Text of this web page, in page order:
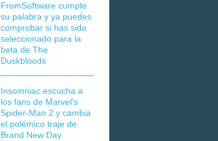
FromSoftware cumple
su palabra y ya puedes
comprobar si has sido
seleccionado para la
beta de The
Duskbloods
Insomniac escucha a
los fans de Marvel's
Spider-Man 2 y cambia
el polémico traje de
Brand New Day